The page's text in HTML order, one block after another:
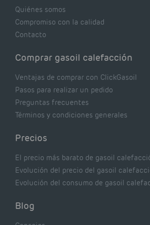
Quiénes somos
Compromiso con la calidad
Contacto
Comprar gasoil calefacción
Ventajas de comprar con ClickGasoil
Pasos para realizar un pedido
Preguntas frecuentes
Términos y condiciones generales
Precios
El precio más barato de gasoil
Evolución del precio del gasoil
Evolución del consumo de gasoil
Blog